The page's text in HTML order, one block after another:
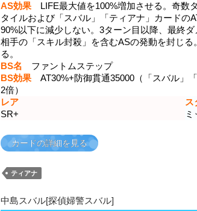
AS効果 LIFE最大値を100%増加させる。奇数
タイルおよび「スバル」「ティアナ」カードの
90%以下に減少しない。3ターン目以降、最終
相手の「スキル封殺」を含むASの発動を封じ
る。
BS名 ファントムステップ
BS効果 AT30%+防御貫通35000（「スバル」
2倍）
レア
ス
SR+
カードの詳細を見る
ティアナ
中島スバル[探偵婦警スバル]